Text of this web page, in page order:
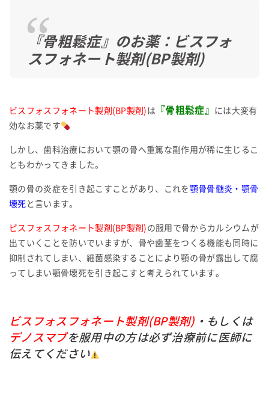
『骨粗鬆症』のお薬：ビスフォ
スフォネート製剤(BP製剤)
ビスフォスフォネート製剤(BP製剤) は 『骨粗鬆症』
には大変有
効なお薬です
しかし、歯科治療において顎の骨へ重篤な副作用が稀に生じるこ
ともわかってきました。
顎の骨の炎症を引き起こすことがあり、これを 顎骨骨髄炎・顎骨
壊死 と言います。
ビスフォスフォネート製剤(BP製剤) の服用で骨からカルシウムが
出ていくことを防いでいますが、骨や歯茎をつくる機能も同時に
抑制されてしまい、細菌感染することにより顎の骨が露出して腐
ってしまい顎骨壊死を引き起こすと考えられています。
ビスフォスフォネート製剤(BP製剤) ・もしくは
デノスマブを服用中の方は必ず治療前に医師に
伝えてください